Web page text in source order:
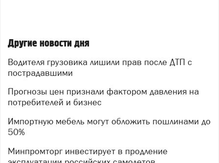
Другие новости дня
Водителя грузовика лишили прав после ДТП с
пострадавшими
Прогнозы цен признали фактором давления на
потребителей и бизнес
Импортную мебель могут обложить пошлинами до
50%
Минпромторг инвестирует в продление